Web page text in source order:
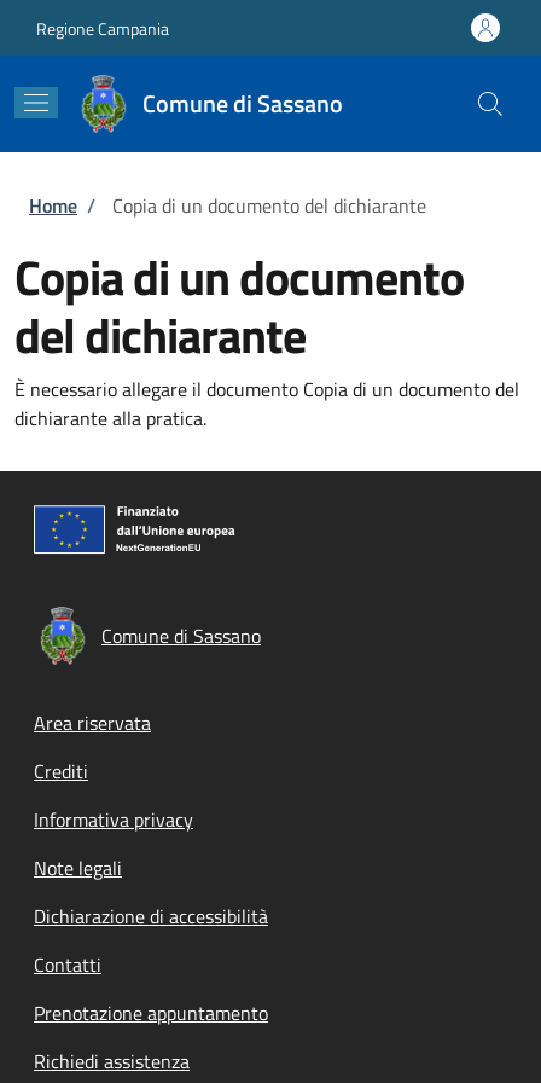
Regione Campania
Comune di Sassano
Briciole di pane
Home / Copia di un documento del dichiarante
Copia di un documento
del dichiarante
È necessario allegare il documento Copia di un documento del
dichiarante alla pratica.
Comune di Sassano
Footer menu
Area riservata
Crediti
Informativa privacy
Note legali
Dichiarazione di accessibilità
Contatti
Prenotazione appuntamento
Richiedi assistenza